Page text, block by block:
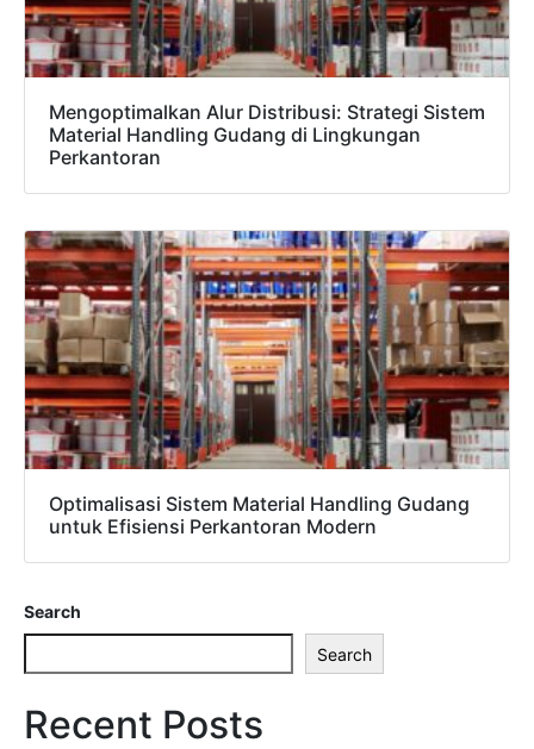
Mengoptimalkan Alur Distribusi: Strategi Sistem
Material Handling Gudang di Lingkungan
Perkantoran
Optimalisasi Sistem Material Handling Gudang
untuk Efisiensi Perkantoran Modern
Search
Search
Recent Posts